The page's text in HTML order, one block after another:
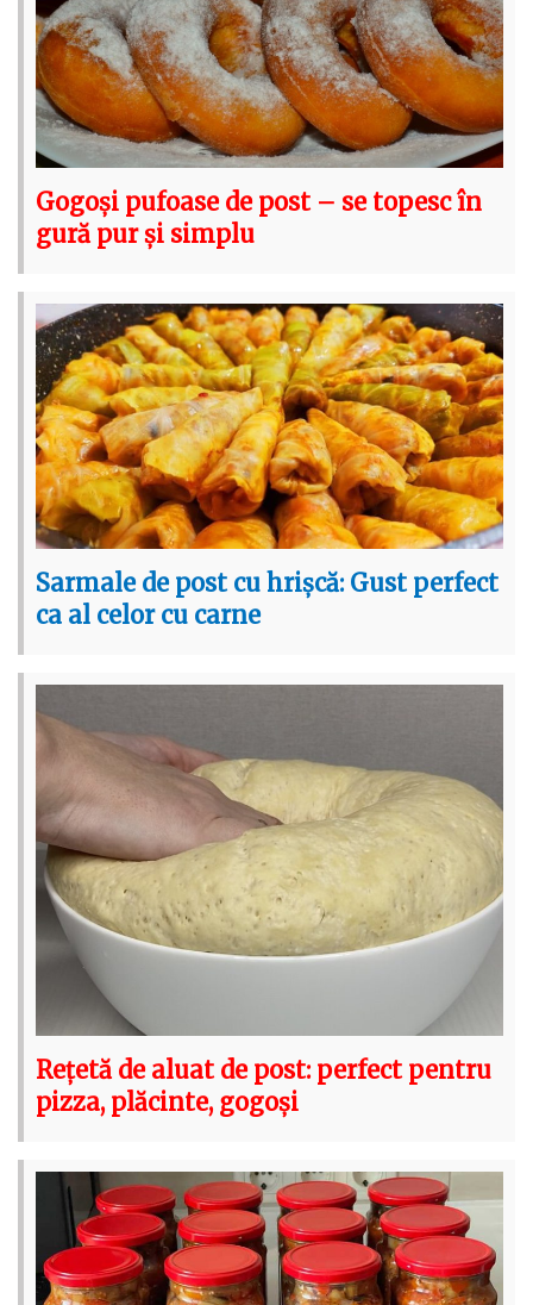
Gogoși pufoase de post – se topesc în
gură pur și simplu
Sarmale de post cu hrișcă: Gust perfect
ca al celor cu carne
Rețetă de aluat de post: perfect pentru
pizza, plăcinte, gogoși